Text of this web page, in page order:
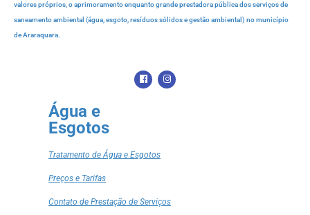
valores próprios, o aprimoramento enquanto grande prestadora pública dos serviços de
saneamento ambiental (água, esgoto, resíduos sólidos e gestão ambiental) no município
de Araraquara.
Água e
Esgotos
Tratamento de Água e Esgotos
Preços e Tarifas
Contato de Prestação de Serviços